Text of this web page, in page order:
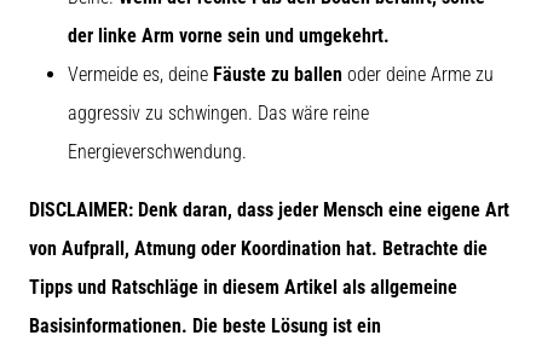
der linke Arm vorne sein und umgekehrt.
Vermeide es, deine Fäuste zu ballen oder deine Arme zu
aggressiv zu schwingen. Das wäre reine
Energieverschwendung.
DISCLAIMER: Denk daran, dass jeder Mensch eine eigene Art
von Aufprall, Atmung oder Koordination hat. Betrachte die
Tipps und Ratschläge in diesem Artikel als allgemeine
Basisinformationen. Die beste Lösung ist ein